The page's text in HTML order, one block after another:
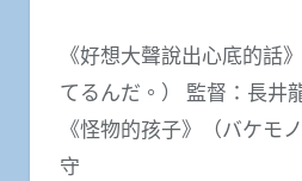
《好想大聲說出心底的話
てるんだ。） 監督：長井
《怪物的孩子》（バケモ
守